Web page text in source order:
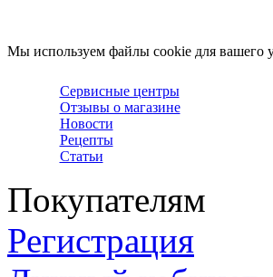
Мы используем файлы cookie для вашего
Сервисные центры
Отзывы о магазине
Новости
Рецепты
Статьи
Покупателям
Регистрация